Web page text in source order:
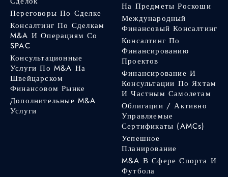
Переговоры По Сделке
Консалтинг По Сделкам
M&A И Операциям Со
SPAC
Консультационные
Услуги По M&A На
Швейцарском
Финансовом Рынке
Дополнительные M&A
Услуги
На Предметы Роскоши
Международный
Финансовый Консалтинг
Консалтинг По
Финансированию
Проектов
Финансирование И
Консультации По Яхтам
И Частным Самолетам
Облигации / Активно
Управляемые
Сертификаты (AMCs)
Успешное
Планирование
M&A В Сфере Спорта И
Футбола